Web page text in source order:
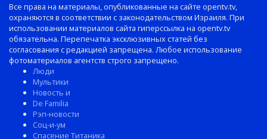
Все права на материалы, опубликованные на сайте opentv.tv,
охраняются в соответствии с законодательством Израиля. При
использовании материалов сайта гиперссылка на opentv.tv
обязательна. Перепечатка эксклюзивных статей без
согласования с редакцией запрещена. Любое использование
фотоматериалов агентств строго запрещено.
Люди
Мультики
Новость и
De Familia
Рэп-новости
Соц-и-ум
Спасение Титаника